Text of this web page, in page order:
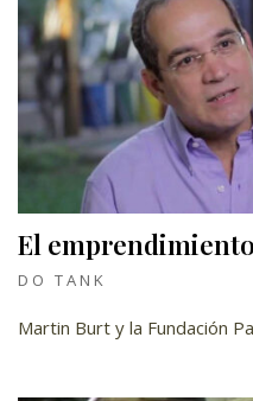
El
DO TANK
Martin Burt y la Fundación